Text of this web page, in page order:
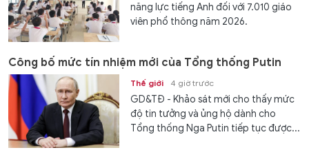
năng lực tiếng Anh đối với 7.010 giáo
viên phổ thông năm 2026.
Công bố mức tín nhiệm mới của Tổng thống Putin
Thế giới 4 giờ trước
GD&TĐ - Khảo sát mới cho thấy mức
độ tin tưởng và ủng hộ dành cho
Tổng thống Nga Putin tiếp tục được...